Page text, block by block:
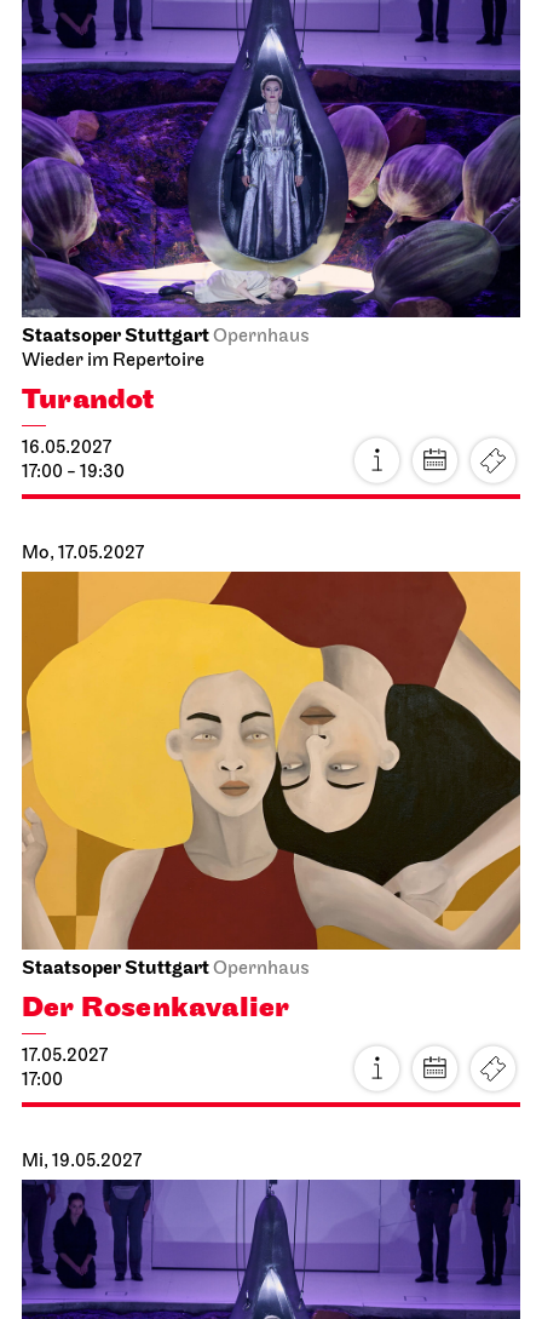
Staatsoper StuttgartOpernhaus
Zum letzten Mal in dieser Spielzeit
La traviata
25.04.2027
14:00
Stuttgarter Ballett
Schauspielhaus
Ballettabend
CREATIONS XVI – XIX
25.04.2027
17:00